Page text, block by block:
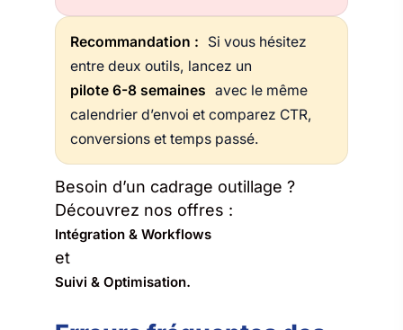
Recommandation :
Si vous hésitez
entre deux outils, lancez un
pilote 6-8 semaines avec le même
calendrier d’envoi et comparez CTR,
conversions et temps passé.
Besoin d’un cadrage outillage ?
Découvrez nos offres :
Intégration & Workflows
et
Suivi & Optimisation.